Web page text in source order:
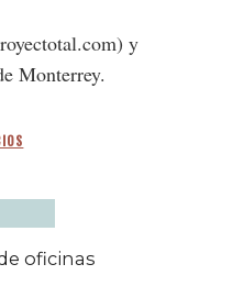
y
Monterrey.
oficinas